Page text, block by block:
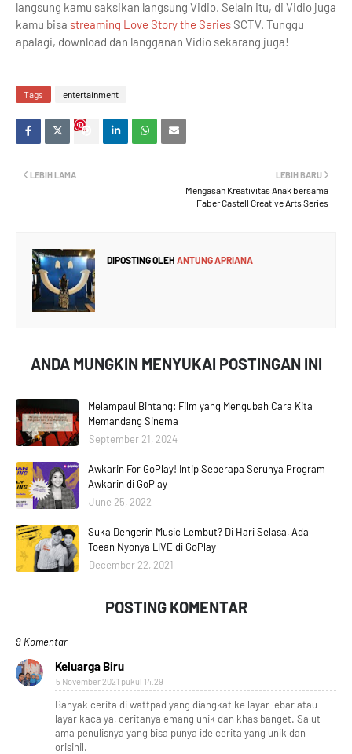
langsung kamu saksikan langsung Vidio. Selain itu, di Vidio juga
kamu bisa streaming Love Story the Series SCTV. Tunggu
apalagi, download dan langganan Vidio sekarang juga!
Tags entertainment
LEBIH BARU
Mengasah Kreativitas Anak bersama
Faber Castell Creative Arts Series
LEBIH LAMA
DIPOSTING OLEH ANTUNG APRIANA
ANDA MUNGKIN MENYUKAI POSTINGAN INI
Melampaui Bintang: Film yang Mengubah Cara Kita
Memandang Sinema
September 21, 2024
Awkarin For GoPlay! Intip Seberapa Serunya Program
Awkarin di GoPlay
June 25, 2022
Suka Dengerin Music Lembut? Di Hari Selasa, Ada
Toean Nyonya LIVE di GoPlay
December 22, 2021
POSTING KOMENTAR
9 Komentar
Keluarga Biru
5 November 2021 pukul 14.29
Banyak cerita di wattpad yang diangkat ke layar lebar atau
layar kaca ya, ceritanya emang unik dan khas banget. Salut
ama penulisnya yang bisa punya ide cerita yang unik dan
orisinil.